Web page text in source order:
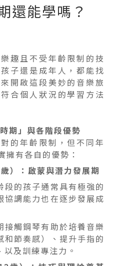
還能學嗎？
趣且不受年齡限制的技
子還是成年人，都能找
開啟這段美妙的音樂旅
合個人狀況的學習方法
期」與各階段優勢
的年齡限制，但不同年
擁有各自的優勢：
）：啟蒙與潛力發展期
段的孩子通常具有極強的
協調能力也在逐步發展成
接觸鋼琴有助於培養音樂
和節奏感）、提升手指的
以及訓練專注力。